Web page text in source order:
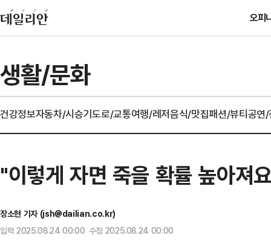
오피
생활/문화
건강정보자동차/시승기도로/교통여행/레저음식/맛집패션/뷰티공연
"이렇게 자면 죽을 확률 높아져
장소현 기자 (jsh@dailian.co.kr)
입력 2025.08.24 00:00 수정 2025.08.24 00:00